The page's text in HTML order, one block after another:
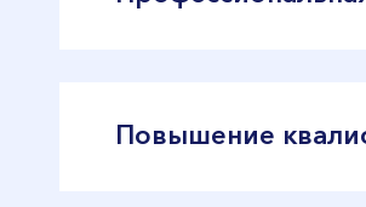
1999 – получена
Работает врачом —
Повышение